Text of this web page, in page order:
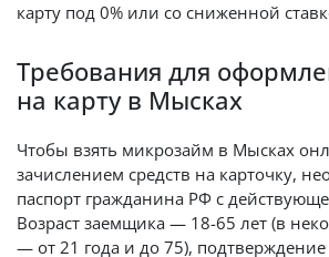
карту под 0% или со сниженной
Требования для
на карту в Мысках
Чтобы взять микрозайм в Мысках
зачислением средств на карточку,
паспорт гражданина РФ с
Возраст заемщика — 18-65 лет (в
— от 21 года и до 75), подтверждение